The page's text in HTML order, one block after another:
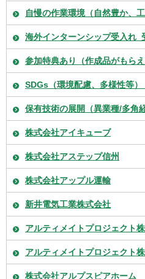
自慢の作業環境（自然豊か、
海外インターンシップ受入れ_
参加特典あり（作成品がもら
SDGs（環境配慮、多様性等
保有技術の展開（異業種/多角
株式会社アイキューブ
株式会社アステップ信州
株式会社アップル運輸
新井電気工業株式会社
アルティメイトプロジェクト
アルティメイトプロジェクト
株式会社アルプスピアホーム